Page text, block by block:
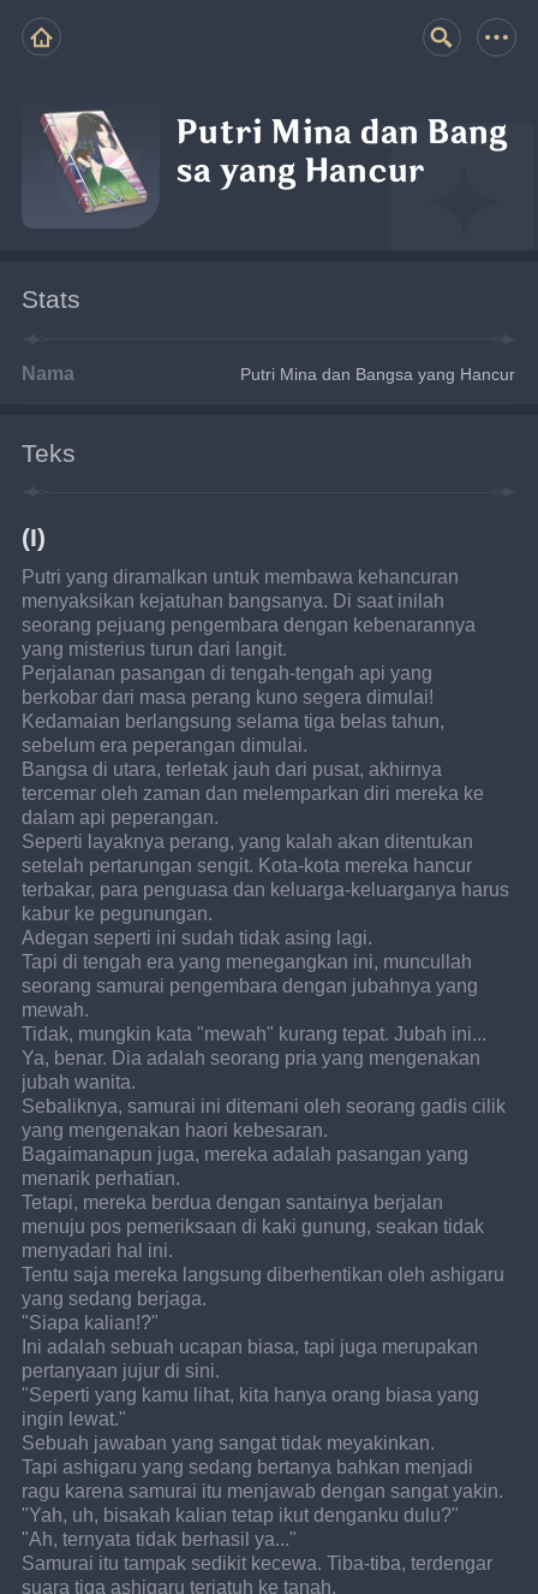
Putri Mina dan Bang
sa yang Hancur
Stats
Nama Putri Mina dan Bangsa yang Hancur
Teks
(I)
Putri yang diramalkan untuk membawa kehancuran
menyaksikan kejatuhan bangsanya. Di saat inilah
seorang pejuang pengembara dengan kebenarannya
yang misterius turun dari langit.
Perjalanan pasangan di tengah-tengah api yang
berkobar dari masa perang kuno segera dimulai!
Kedamaian berlangsung selama tiga belas tahun,
sebelum era peperangan dimulai.
Bangsa di utara, terletak jauh dari pusat, akhirnya
tercemar oleh zaman dan melemparkan diri mereka ke
dalam api peperangan.
Seperti layaknya perang, yang kalah akan ditentukan
setelah pertarungan sengit. Kota-kota mereka hancur
terbakar, para penguasa dan keluarga-keluarganya harus
kabur ke pegunungan.
Adegan seperti ini sudah tidak asing lagi.
Tapi di tengah era yang menegangkan ini, muncullah
seorang samurai pengembara dengan jubahnya yang
mewah.
Tidak, mungkin kata "mewah" kurang tepat. Jubah ini...
Ya, benar. Dia adalah seorang pria yang mengenakan
jubah wanita.
Sebaliknya, samurai ini ditemani oleh seorang gadis cilik
yang mengenakan haori kebesaran.
Bagaimanapun juga, mereka adalah pasangan yang
menarik perhatian.
Tetapi, mereka berdua dengan santainya berjalan
menuju pos pemeriksaan di kaki gunung, seakan tidak
menyadari hal ini.
Tentu saja mereka langsung diberhentikan oleh ashigaru
yang sedang berjaga.
"Siapa kalian!?"
Ini adalah sebuah ucapan biasa, tapi juga merupakan
pertanyaan jujur di sini.
"Seperti yang kamu lihat, kita hanya orang biasa yang
ingin lewat."
Sebuah jawaban yang sangat tidak meyakinkan.
Tapi ashigaru yang sedang bertanya bahkan menjadi
ragu karena samurai itu menjawab dengan sangat yakin.
"Yah, uh, bisakah kalian tetap ikut denganku dulu?"
"Ah, ternyata tidak berhasil ya..."
Samurai itu tampak sedikit kecewa. Tiba-tiba, terdengar
suara tiga ashigaru terjatuh ke tanah.